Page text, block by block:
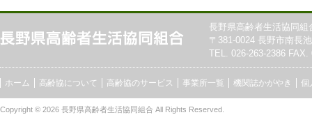
長野県高齢者生活協同組
〒381-0024 長野市南長
TEL. 026-263-2386 FAX.
ホーム 高齢協について 高齢協のサービス 事業所一覧 機関誌かがやき 個
Copyright © 2026 長野県高齢者生活協同組合 All Rights Reserved.